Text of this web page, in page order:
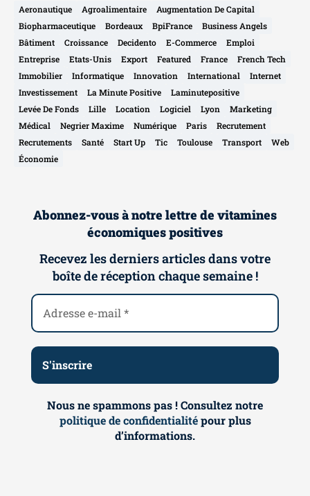
Aeronautique Agroalimentaire
Augmentation De Capital
Biopharmaceutique
Bordeaux BpiFrance
Business Angels
Bâtiment
Croissance Decidento E-Commerce
Emploi
Entreprise
Etats-Unis Export Featured France
French Tech
Immobilier
Informatique Innovation International
Internet
Investissement
La Minute Positive
Laminutepositive
Levée De Fonds
Lille Location Logiciel Lyon
Marketing
Médical
Negrier Maxime Numérique Paris
Recrutement
Recrutements
Santé Start Up Tic Toulouse Transport
Web
Économie
Abonnez-vous à notre lettre de vitamines
économiques positives
Recevez les derniers articles dans votre
boîte de réception chaque semaine !
Nous ne spammons pas ! Consultez notre
politique de confidentialitépour plus
d’informations.